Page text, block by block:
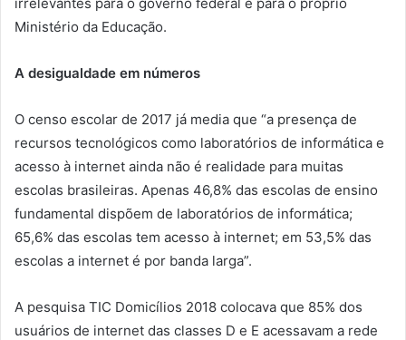
Ministério da Educação.
A desigualdade em números
O censo escolar de 2017 já media que “a presença de
recursos tecnológicos como laboratórios de informática e
acesso à internet ainda não é realidade para muitas
escolas brasileiras. Apenas 46,8% das escolas de ensino
fundamental dispõem de laboratórios de informática;
65,6% das escolas tem acesso à internet; em 53,5% das
escolas a internet é por banda larga”.
A pesquisa TIC Domicílios 2018 colocava que 85% dos
usuários de internet das classes D e E acessavam a rede